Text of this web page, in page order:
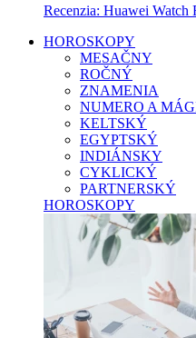
Recenzia: Huawei
HOROSKOPY
MESAČNY
ROČNÝ
ZNAMENIA
NUMERO A
KELTSKÝ
EGYPTSKÝ
INDIÁNSKY
CYKLICKÝ
PARTNERSKÝ
HOROSKOPY